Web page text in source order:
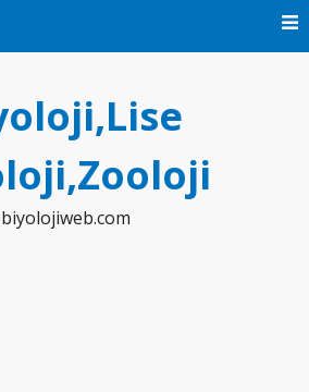
biyolojiweb.com